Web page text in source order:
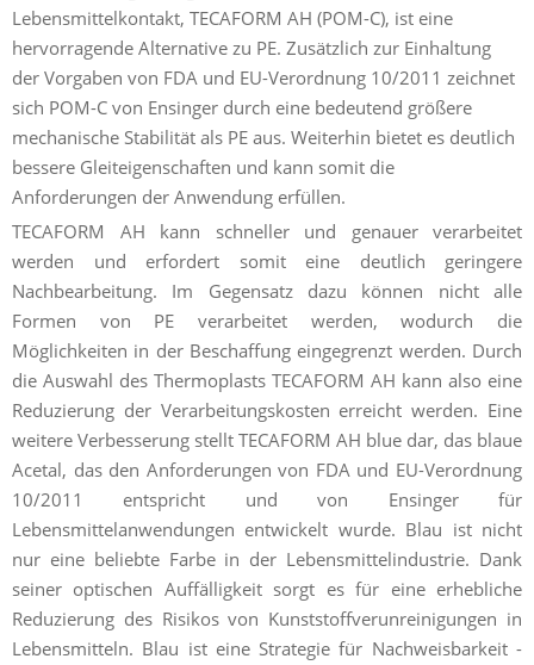
Lebensmittelkontakt, TECAFORM AH (POM-C), ist eine
hervorragende Alternative zu PE. Zusätzlich zur Einhaltung
der Vorgaben von FDA und EU-Verordnung 10/2011 zeichnet
sich POM-C von Ensinger durch eine bedeutend größere
mechanische Stabilität als PE aus. Weiterhin bietet es deutlich
bessere Gleiteigenschaften und kann somit die
Anforderungen der Anwendung erfüllen.
TECAFORM AH kann schneller und genauer verarbeitet
werden und erfordert somit eine deutlich geringere
Nachbearbeitung. Im Gegensatz dazu können nicht alle
Formen von PE verarbeitet werden, wodurch die
Möglichkeiten in der Beschaffung eingegrenzt werden. Durch
die Auswahl des Thermoplasts TECAFORM AH kann also eine
Reduzierung der Verarbeitungskosten erreicht werden. Eine
weitere Verbesserung stellt TECAFORM AH blue dar, das blaue
Acetal, das den Anforderungen von FDA und EU-Verordnung
10/2011 entspricht und von Ensinger für
Lebensmittelanwendungen entwickelt wurde. Blau ist nicht
nur eine beliebte Farbe in der Lebensmittelindustrie. Dank
seiner optischen Auffälligkeit sorgt es für eine erhebliche
Reduzierung des Risikos von Kunststoffverunreinigungen in
Lebensmitteln. Blau ist eine Strategie für Nachweisbarkeit -